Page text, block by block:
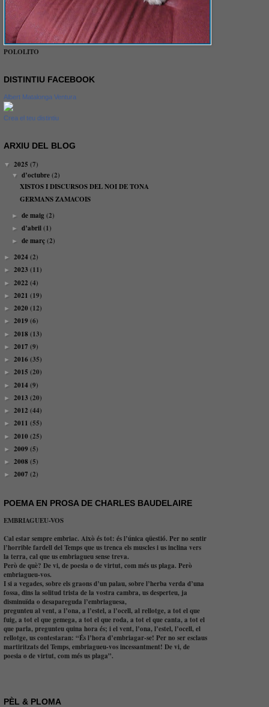
POLOLITO
DISTINTIU FACEBOOK
Albert Matalonga Ventura
Crea el teu distintiu
ARXIU DEL BLOG
▼ 2025 (7)
▼d’octubre(2)
XISTOS I DISCURSOS DEL NOI DE TONA
GERMANS ZAMACOIS
►de maig(2)
►d’abril(1)
►de març(2)
► 2024 (2)
► 2023 (11)
► 2022 (4)
► 2021 (19)
► 2020 (12)
► 2019 (6)
► 2018 (13)
► 2017 (9)
► 2016 (35)
► 2015 (20)
► 2014 (9)
► 2013 (20)
► 2012 (44)
► 2011 (55)
► 2010 (25)
► 2009 (5)
► 2008 (5)
► 2007 (2)
POEMA EN PROSA DE CHARLES BAUDELAIRE
EMBRIAGUEU-VOS
Cal estar sempre embriac. Això és tot: és l’única qüestió. Per no sentir
l’horrible fardell del Temps que us trenca els muscles i us inclina vers
la terra, cal que us embriagueu sense treva.
Però de què? De vi, de poesia o de virtut, com més us plaga. Però
embriagueu-vos.
I si a vegades, sobre els graons d’un palau, sobre l’herba verda d’una
fossa, dins la solitud trista de la vostra cambra, us desperteu, ja
disminuïda o desapareguda l’embriaguesa,
pregunteu al vent, a l’ona, a l’estel, a l’ocell, al rellotge, a tot el que
fuig, a tot el que gemega, a tot el que roda, a tot el que canta, a tot el
que parla, pregunteu quina hora és; i el vent, l’ona, l’estel, l’ocell, el
rellotge, us contestaran: “És l’hora d’embriagar-se! Per no ser esclaus
martiritzats del Temps, embriagueu-vos incessantment! De vi, de
poesia o de virtut, com més us plaga”.
PÈL & PLOMA